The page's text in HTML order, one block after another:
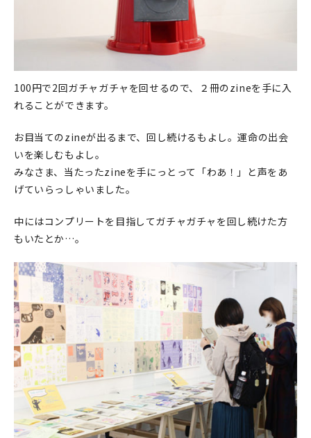
100円で2回ガチャガチャを回せるので、２冊のzineを手に入
れることができます。
お目当てのzineが出るまで、回し続けるもよし。運命の出会
いを楽しむもよし。
みなさま、当たったzineを手にっとって「わあ！」と声をあ
げていらっしゃいました。
中にはコンプリートを目指してガチャガチャを回し続けた方
もいたとか…。